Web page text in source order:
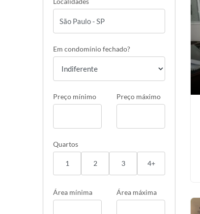
Em condomínio fechado?
Preço mínimo Preço máximo
Quartos
1 2 3 4+
Área mínima Área máxima